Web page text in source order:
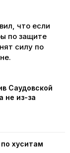
что если
по защите
силу по
Саудовской
не из-за
хуситам